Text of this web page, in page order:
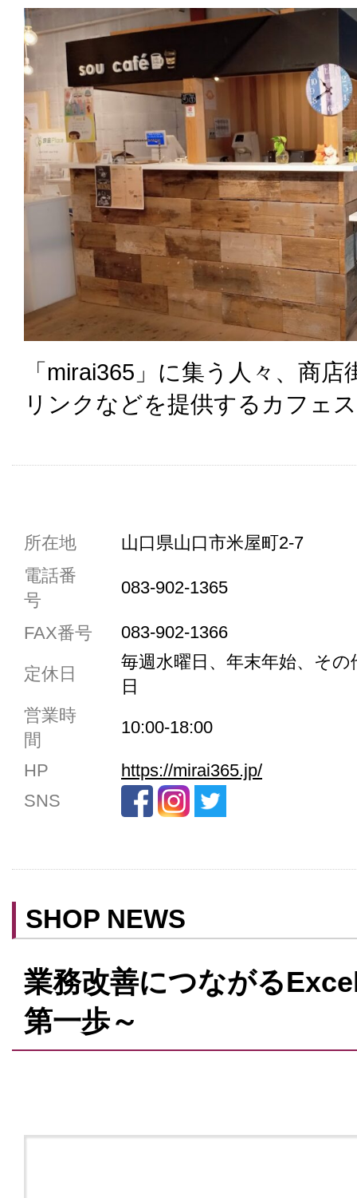
「mirai365」に集う人々、商
リンクなどを提供するカフェ
共通駐車券加盟店
駐車場3台まで
共用トイレ
女性用トイレ
クレジットカード利用
予約可
所在地
山口県山口市米屋町2-7
電話番
号
083-902-1365
FAX番号 083-902-1366
定休日
毎週水曜日、年末年始、そ
日
営業時
間
10:00-18:00
HP
https://mirai365.jp/
SNS
SHOP NEWS
業務改善につながる
第一歩～